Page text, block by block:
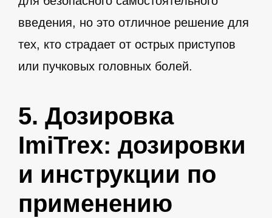
введения, но это отличное решение для
тех, кто страдает от острых приступов
или пучковых головных болей.
5. Дозировка
ImiTrex: дозировки
и инструкции по
применению